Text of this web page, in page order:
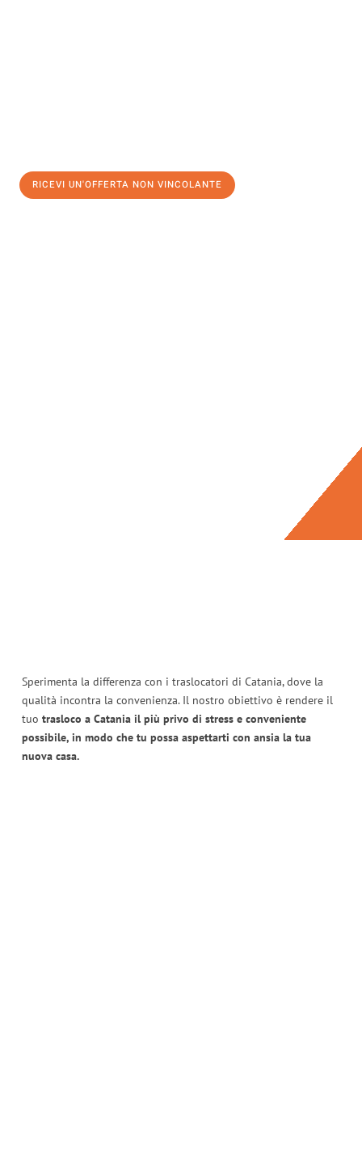
RICEVI UN'OFFERTA NON VINCOLANTE
Sperimenta la differenza con i traslocatori di Catania, dove la
qualità incontra la convenienza. Il nostro obiettivo è rendere il
tuo trasloco a Catania il più privo di stress e conveniente
possibile, in modo che tu possa aspettarti con ansia la tua
nuova casa.